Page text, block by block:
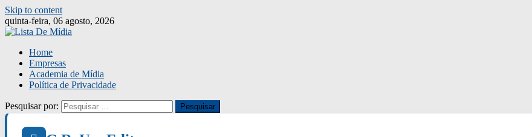
Skip to content
quinta-feira, 06 agosto, 2026
Home
Empresas
Academia de Mídia
Política de Privacidade
Pesquisar por: